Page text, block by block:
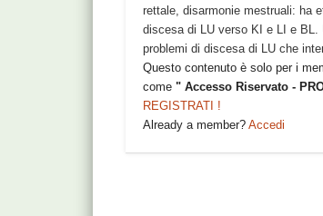
rettale, disarmonie mestruali: ha
discesa di LU verso KI e LI e BL.
problemi di discesa di LU che
Questo contenuto è solo per i
come" Accesso Riservato -
REGISTRATI !
Already a member?Accedi